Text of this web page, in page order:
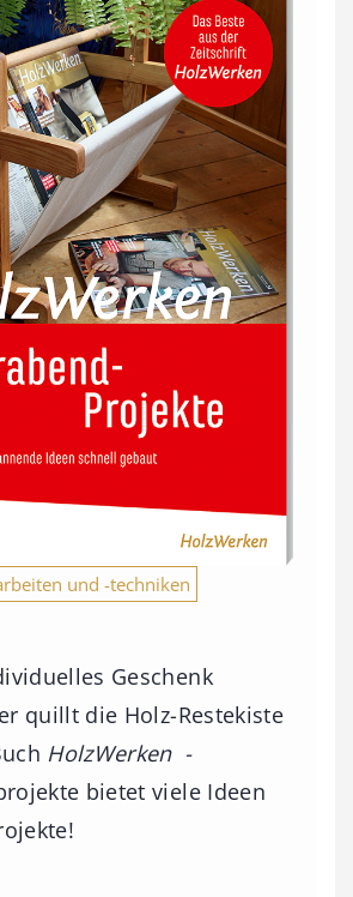
und -techniken
Geschenk
quillt die Holz-Restekiste
HolzWerken -
bietet viele Ideen